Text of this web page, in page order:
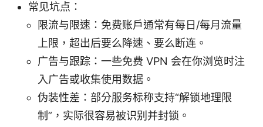
常见坑点：
限流与限速：免费账户通常有每日/每月流量
上限，超出后要么降速、要么断连。
广告与跟踪：一些免费 VPN 会在你浏览时注
入广告或收集使用数据。
伪装性差：部分服务标称支持“解锁地理限
制”，实际很容易被识别并封锁。